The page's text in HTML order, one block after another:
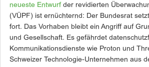
neueste Entwurf der revidierten
(VÜPF) ist ernüchternd: Der Bundesrat
fort. Das Vorhaben bleibt ein Angriff auf
und Gesellschaft. Es gefährdet
Kommunikationsdienste wie Proton und
Schweizer Technologie-Unternehmen aus